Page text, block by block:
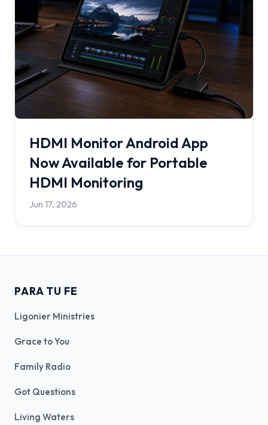
HDMI Monitor Android App
Now Available for Portable
HDMI Monitoring
Jun 17, 2026
PARA TU FE
Ligonier Ministries
Grace to You
Family Radio
Got Questions
Living Waters